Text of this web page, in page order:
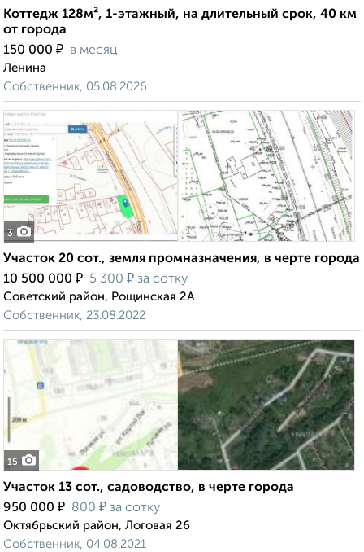
Коттедж 128м², 1-этажный, на длительный срок, 40 км
от города
150 000 ₽ в месяц
Ленина
Собственник, 05.08.2026
3
Участок 20 сот., земля промназначения, в черте города
10 500 000 ₽ 5 300 ₽ за сотку
Советский район, Рощинская 2А
Собственник, 23.08.2022
15
Участок 13 сот., садоводство, в черте города
950 000 ₽ 800 ₽ за сотку
Октябрьский район, Логовая 26
Собственник, 04.08.2021